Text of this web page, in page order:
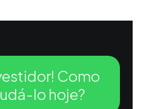
Como
lo hoje?